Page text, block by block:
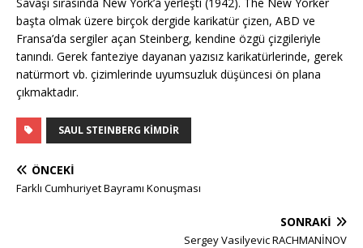
başta olmak üzere birçok dergide karikatür çizen, ABD ve
Fransa’da sergiler açan Steinberg, kendine özgü çizgileriyle
tanındı. Gerek fanteziye dayanan yazısız karikatürlerinde, gerek
natürmort vb. çizimlerinde uyumsuzluk düşüncesi ön plana
çıkmaktadır.
SAUL STEINBERG KIMDIR
ÖNCEKI
Farklı Cumhuriyet Bayramı Konuşması
SONRAKI
Sergey Vasilyevic RACHMANİNOV